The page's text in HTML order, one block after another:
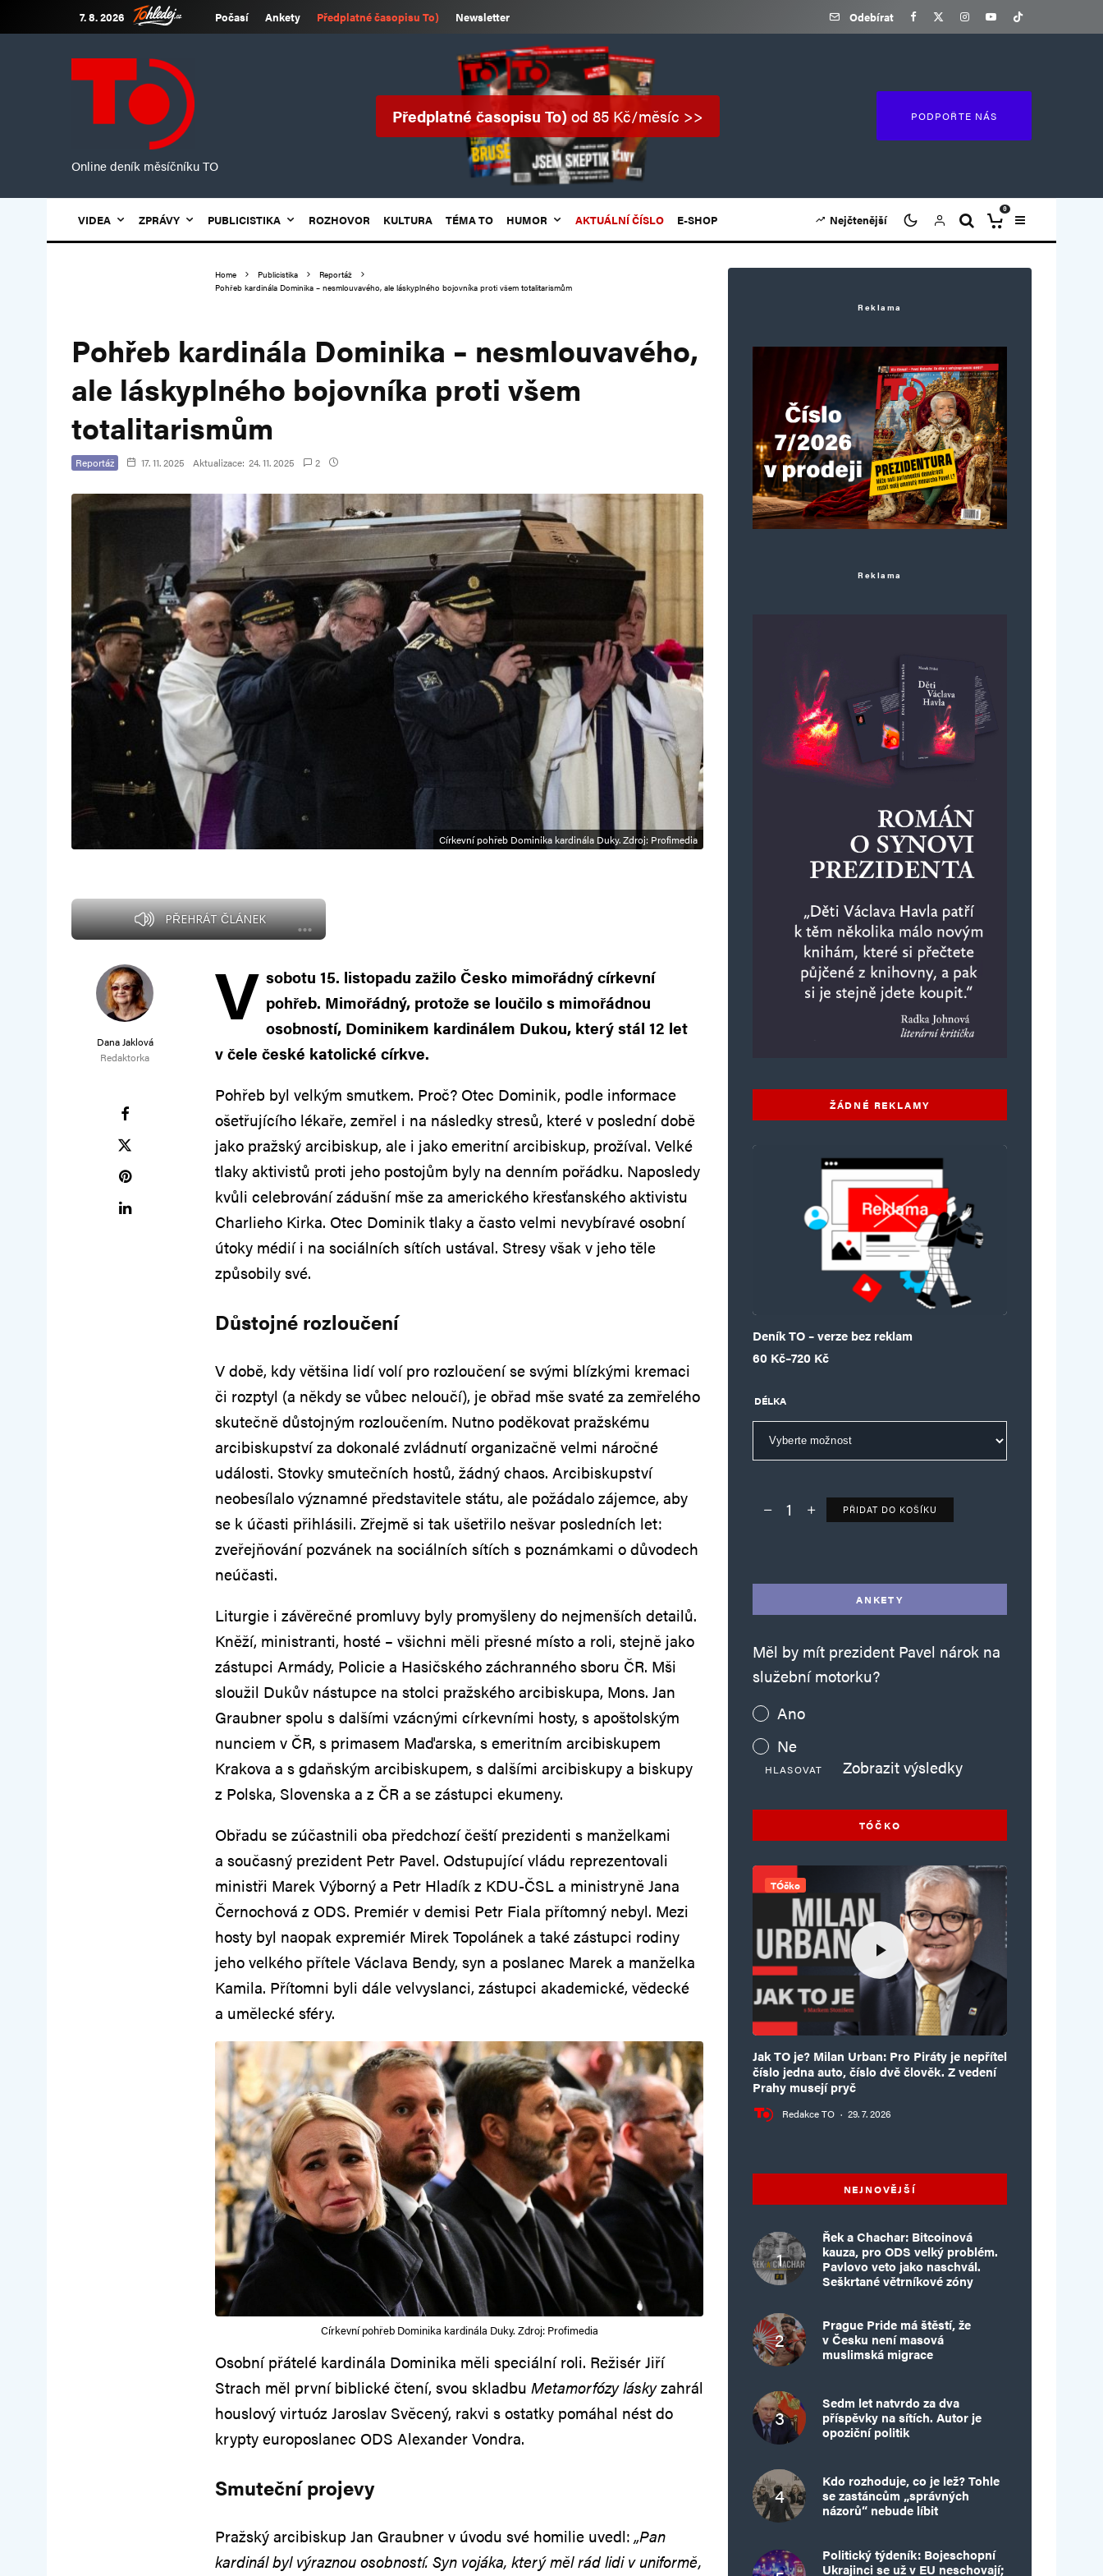
7. 8. 2026 Počasí Ankety Předplatné časopisu To) Newsletter Odebírat
Online deník měsíčníku TO
Předplatné časopisu To)od 85 Kč/měsíc >> PODPOŘTE NÁS
VIDEA ZPRÁVY PUBLICISTIKA ROZHOVOR KULTURA TÉMA TO HUMOR AKTUÁLNÍ ČÍSLO E-SHOP Nejčtenější
0
Home Publicistika
Reportáž
Pohřeb kardinála Dominika – nesmlouvavého, ale láskyplného bojovníka proti všem totalitarismům
Pohřeb kardinála Dominika – nesmlouvavého,
ale láskyplného bojovníka proti všem
totalitarismům
Reportáž 17. 11. 2025 Aktualizace: 24. 11. 2025 2
Církevní pohřeb Dominika kardinála Duky. Zdroj: Profimedia
PŘEHRÁT ČLÁNEK
Dana Jaklová
Redaktorka
V sobotu 15. listopadu zažilo Česko mimořádný církevní
pohřeb. Mimořádný, protože se loučilo s mimořádnou
osobností, Dominikem kardinálem Dukou, který stál 12 let
v čele české katolické církve.
Pohřeb byl velkým smutkem. Proč? Otec Dominik, podle informace
ošetřujícího lékaře, zemřel i na následky stresů, které v poslední době
jako pražský arcibiskup, ale i jako emeritní arcibiskup, prožíval. Velké
tlaky aktivistů proti jeho postojům byly na denním pořádku. Naposledy
kvůli celebrování zádušní mše za amerického křesťanského aktivistu
Charlieho Kirka. Otec Dominik tlaky a často velmi nevybíravé osobní
útoky médií i na sociálních sítích ustával. Stresy však v jeho těle
způsobily své.
Důstojné rozloučení
V době, kdy většina lidí volí pro rozloučení se svými blízkými kremaci
či rozptyl (a někdy se vůbec neloučí), je obřad mše svaté za zemřelého
skutečně důstojným rozloučením. Nutno poděkovat pražskému
arcibiskupství za dokonalé zvládnutí organizačně velmi náročné
události. Stovky smutečních hostů, žádný chaos. Arcibiskupství
neobesílalo významné představitele státu, ale požádalo zájemce, aby
se k účasti přihlásili. Zřejmě si tak ušetřilo nešvar posledních let:
zveřejňování pozvánek na sociálních sítích s poznámkami o důvodech
neúčasti.
Liturgie i závěrečné promluvy byly promyšleny do nejmenších detailů.
Kněží, ministranti, hosté – všichni měli přesné místo a roli, stejně jako
zástupci Armády, Policie a Hasičského záchranného sboru ČR. Mši
sloužil Dukův nástupce na stolci pražského arcibiskupa, Mons. Jan
Graubner spolu s dalšími vzácnými církevními hosty, s apoštolským
nunciem v ČR, s primasem Maďarska, s emeritním arcibiskupem
Krakova a s gdaňským arcibiskupem, s dalšími arcibiskupy a biskupy
z Polska, Slovenska a z ČR a se zástupci ekumeny.
Obřadu se zúčastnili oba předchozí čeští prezidenti s manželkami
a současný prezident Petr Pavel. Odstupující vládu reprezentovali
ministři Marek Výborný a Petr Hladík z KDU-ČSL a ministryně Jana
Černochová z ODS. Premiér v demisi Petr Fiala přítomný nebyl. Mezi
hosty byl naopak expremiér Mirek Topolánek a také zástupci rodiny
jeho velkého přítele Václava Bendy, syn a poslanec Marek a manželka
Kamila. Přítomni byli dále velvyslanci, zástupci akademické, vědecké
a umělecké sféry.
Církevní pohřeb Dominika kardinála Duky. Zdroj: Profimedia
Osobní přátelé kardinála Dominika měli speciální roli. Režisér Jiří
Strach měl první biblické čtení, svou skladbu Metamorfózy láskyzahrál
houslový virtuóz Jaroslav Svěcený, rakvi s ostatky pomáhal nést do
krypty europoslanec ODS Alexander Vondra.
Smuteční projevy
Pražský arcibiskup Jan Graubner v úvodu své homilie uvedl:„Pan
kardinál byl výraznou osobností. Syn vojáka, který měl rád lidi v uniformě,
Reklama
Reklama
ŽÁDNÉ REKLAMY
Deník TO – verze bez reklam
60 Kč–720 Kč
Rozpětí cen: 60 Kč až 720 Kč
DÉLKA
Deník TO – verze bez reklam množství
PŘIDAT DO KOŠÍKU
ANKETY
Měl by mít prezident Pavel nárok na
služební motorku?
Ano
Ne
HLASOVAT Zobrazit výsledky
TÓČKO
TÓčko
Jak TO je? Milan Urban: Pro Piráty je nepřítel
číslo jedna auto, číslo dvě člověk. Z vedení
Prahy musejí pryč
Redakce TO · 29. 7. 2026
NEJNOVĚJŠÍ
Řek a Chachar: Bitcoinová
kauza, pro ODS velký problém.
Pavlovo veto jako naschvál.
Seškrtané větrníkové zóny
Prague Pride má štěstí, že
v Česku není masová
muslimská migrace
Sedm let natvrdo za dva
příspěvky na sítích. Autor je
opoziční politik
Kdo rozhoduje, co je lež? Tohle
se zastáncům „správných
názorů“ nebude líbit
Politický týdeník: Bojeschopní
Ukrajinci se už v EU neschovají;